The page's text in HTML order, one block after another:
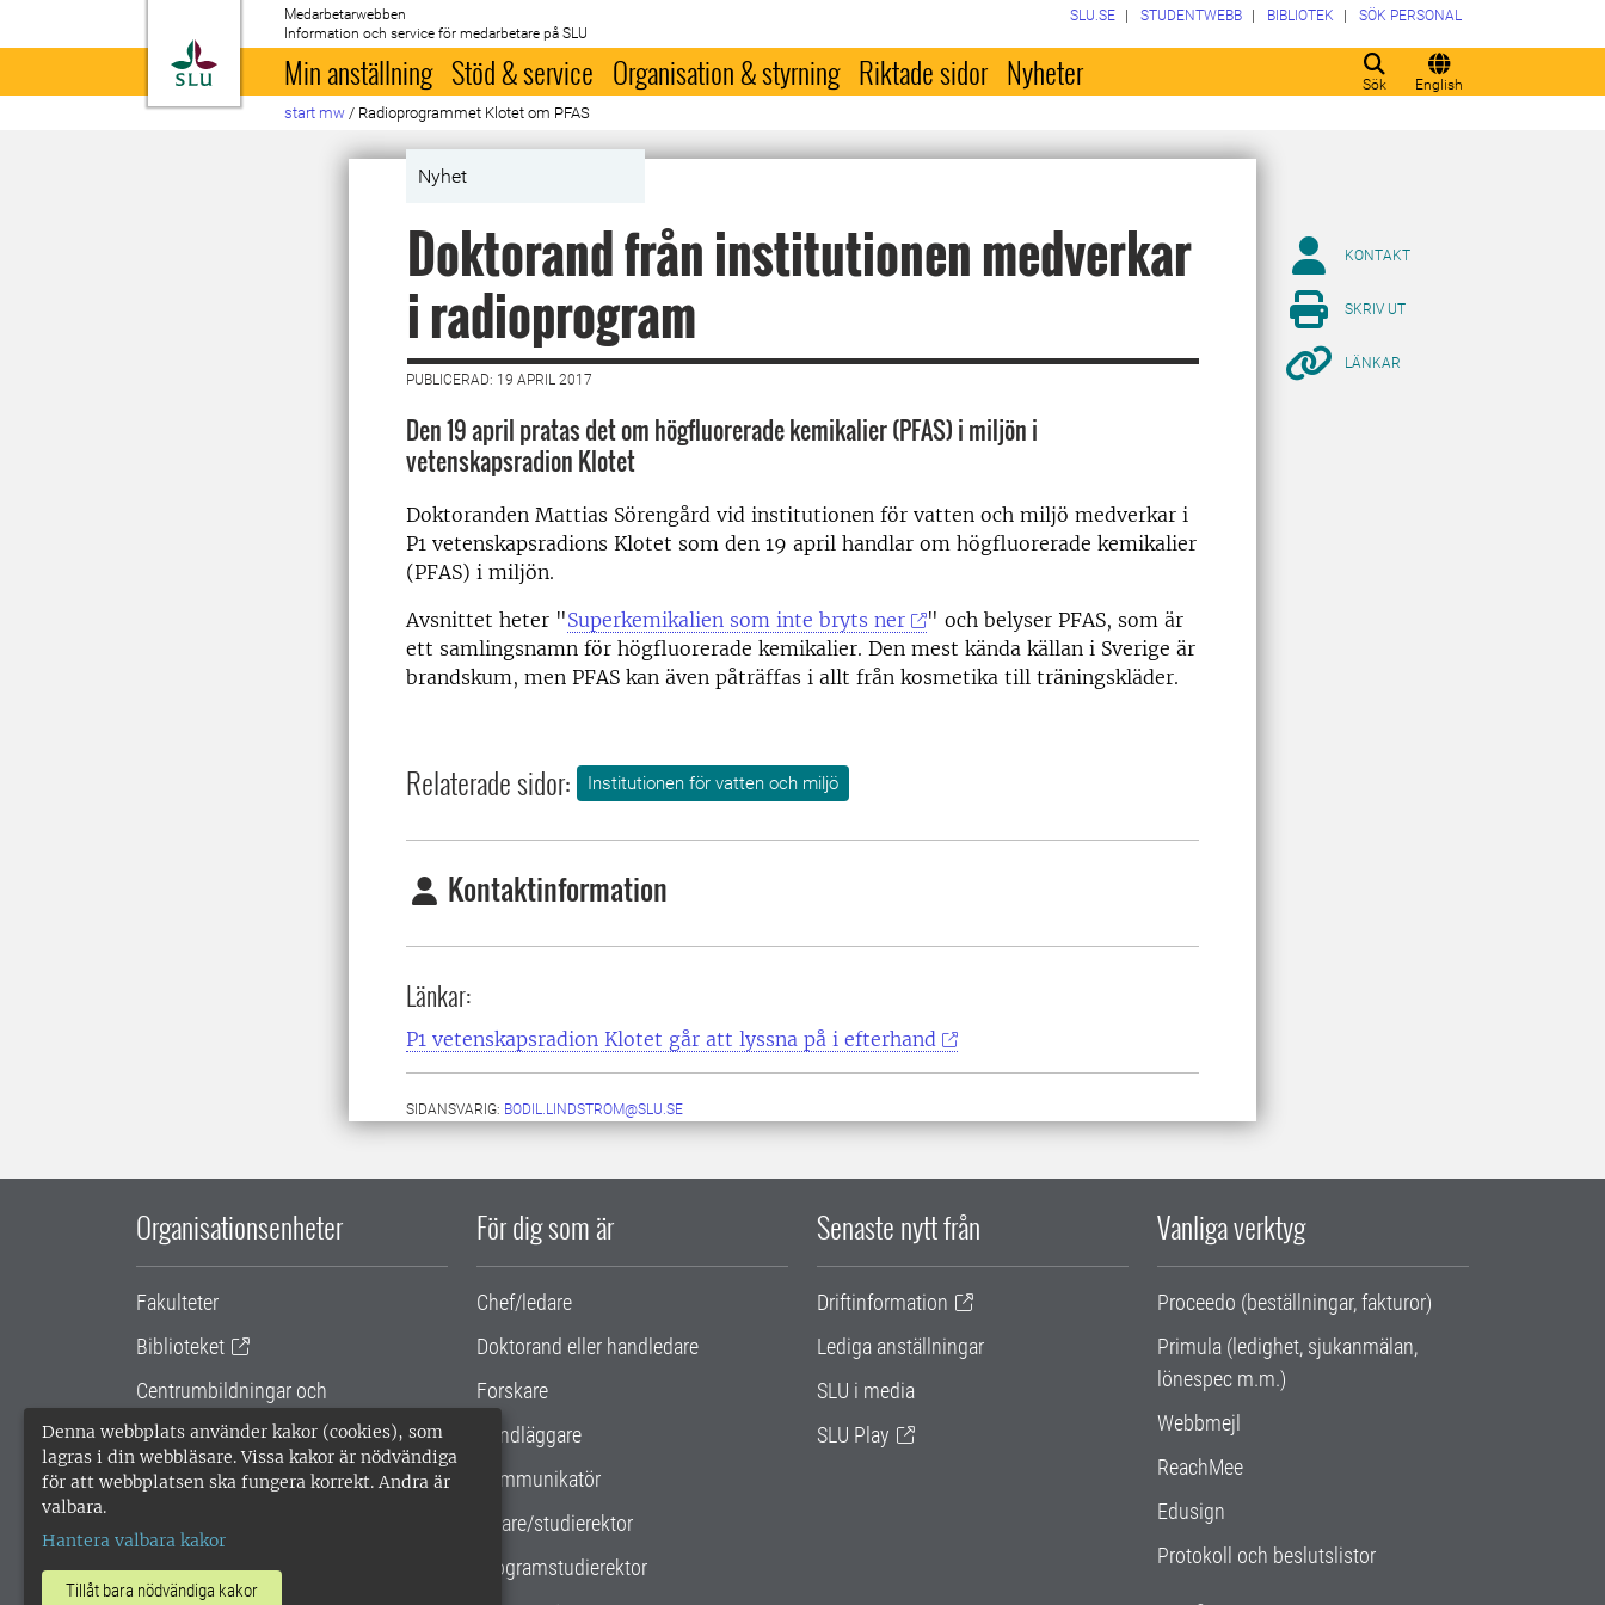
Denna webbplats använder kakor (cookies), som
lagras i din webbläsare. Vissa kakor är nödvändiga
för att webbplatsen ska fungera korrekt. Andra är
valbara.
Hantera valbara kakor
Tillåt bara nödvändiga kakor
Till startsida
Medarbetarwebben
Information och service för medarbetare på SLU
Sök English
SLU.SE STUDENTWEBB BIBLIOTEK SÖK PERSONAL
Min anställning Stöd & service Organisation & styrning Riktade sidor Nyheter
start mw / Radioprogrammet Klotet om PFAS
Nyhet
Doktorand från institutionen medverkar
i radioprogram
PUBLICERAD: 19 APRIL 2017
Den 19 april pratas det om högfluorerade kemikalier (PFAS) i miljön i
vetenskapsradion Klotet
Doktoranden Mattias Sörengård vid institutionen för vatten och miljö medverkar i
P1 vetenskapsradions Klotet som den 19 april handlar om högfluorerade kemikalier
(PFAS) i miljön.
Avsnittet heter "Superkemikalien som inte bryts ner
" och belyser PFAS, som är
ett samlingsnamn för högfluorerade kemikalier. Den mest kända källan i Sverige är
brandskum, men PFAS kan även påträffas i allt från kosmetika till träningskläder.
Relaterade sidor: Institutionen för vatten och miljö
Kontaktinformation
Länkar:
P1 vetenskapsradion Klotet går att lyssna på i efterhand
SIDANSVARIG: BODIL.LINDSTROM@SLU.SE
KONTAKT
SKRIV UT
LÄNKAR
Organisationsenheter
Fakulteter
Biblioteket
Centrumbildningar och
samarbetsprojekt
Gemensamma verksamhetsstödet
För dig som är
Chef/ledare
Doktorand eller handledare
Forskare
Handläggare
Kommunikatör
Lärare/studierektor
Programstudierektor
Senaste nytt från
Driftinformation
Lediga anställningar
SLU i media
SLU Play
Vanliga verktyg
Proceedo (beställningar, fakturor)
Primula (ledighet, sjukanmälan,
lönespec m.m.)
Webbmejl
ReachMee
Edusign
Protokoll och beslutslistor